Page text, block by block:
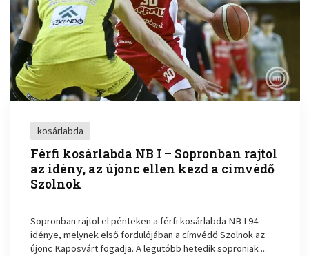
kosárlabda
Férfi kosárlabda NB I – Sopronban rajtol
az idény, az újonc ellen kezd a címvédő
Szolnok
Sopronban rajtol el pénteken a férfi kosárlabda NB I 94.
idénye, melynek első fordulójában a címvédő Szolnok az
újonc Kaposvárt fogadja. A legutóbb hetedik soproniak ...